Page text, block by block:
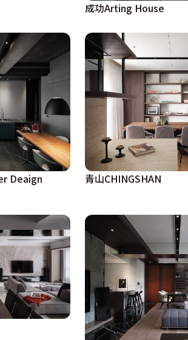
成功Arting House
Deaign
青山CHINGSHAN